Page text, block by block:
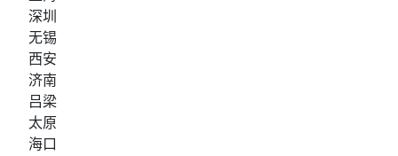
专访标准化落地服务，配备专业摄像
团队，进行嘉宾专访视频录制，精准
捕捉行业大咖对AI原生医疗、数据转
化生态等议题深度洞察，打造专业、
高品质访谈内容，沉淀长效传播素
材。 作为覆盖全国、服务超4000万
场会议活动的一站式数智化办会平
台，映目深耕大型国际论坛、产业峰
者，直播曝光观看量高达980W+，
拓展年会影响力与参与度，为校友工
作数字化、智能化发展树立了新标
杆。 更多全国校友会年会： - 无序
列表2025年哈尔滨工业大学厦门校
友会中秋博饼年会 - 无序列表2025
年上海交通大学云南校友会年会暨建
校130周年庆祝大会 ### PART 03
### 科技、人工智能篇 **▪ 北大青
可靠的智能资金解决方案。 - 自动分
账：支持多级代理、多门店自动分
账，预设分佣规则，系统自动计算佣
金。 - 独立管理：各门店/代理拥有
独立管理后台，权限隔离，资金流向
可控，保障品牌方与合作伙伴权益。
### 欢迎前往映目展位了解详情 私
域的本质是长期关系的经营，而映目
私域电商版正是这场持久战中的专业
深圳
无锡
西安
济南
吕梁
太原
海口